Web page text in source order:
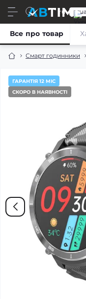
ru ua
Смарт годинники
Все про товар
ГАРАНТІЯ 12 МІС
СКОРО В НАЯВНОСТІ